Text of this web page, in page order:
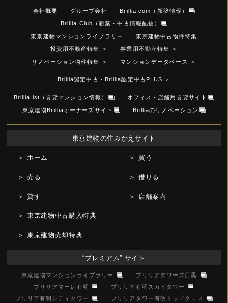
会社概要 グループ会社 Brillia.com（新築情報）
Brillia Club（新築・中古情報配信）
東京建物マンションライブラリー 東京建物中古物件特集
投資用不動産特集 ＞ 事業用不動産特集 ＞
リノベーション物件特集 ＞ マンションデータベース ＞
Brillia認定中古・Brillia認定中古PLUS ＞
Brillia ist（賃貸マンション情報） オフィス・店舗用賃貸サイト
東京建物Brilliaオーナーズサイト Brilliaのリノベーション
東京建物の住みかえサイト
＞ ホーム ＞ 買う
＞ 売る ＞ 借りる
＞ 貸す ＞ 店舗案内
＞ 東京建物中古購入特典
＞ 東京建物売却特典
“プレミアム” サイト
東京建物マンションライブラリー
ブリリアタワーズ目黒
ブリリアマーレ有明
ブリリア有明スカイタワー
ブリリア有明シティタワー
ブリリアタワー有明ミッドクロス